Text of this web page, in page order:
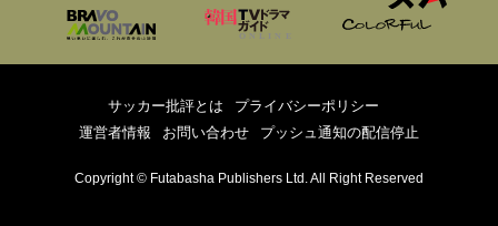
サッカー批評とは
プライバシーポリシー
運営者情報
お問い合わせ プッシュ通知の配信停止
Copyright © Futabasha Publishers Ltd. All Right Reserved